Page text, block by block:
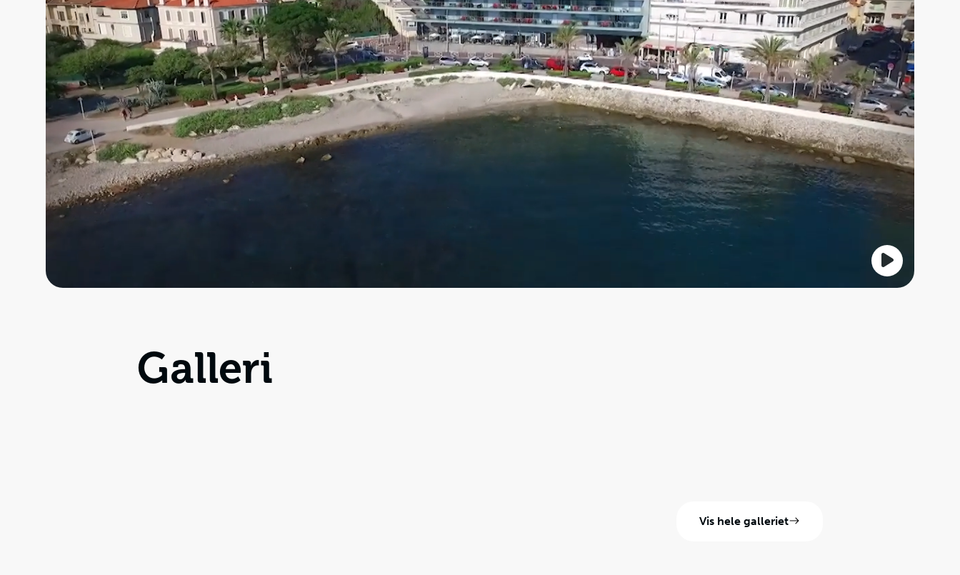
Galleri
Vis hele galleriet